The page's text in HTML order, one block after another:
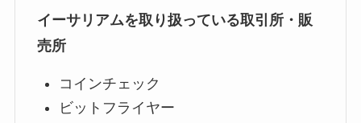
イーサリアムを取り扱っている取引所・販
売所
コインチェック
ビットフライヤー